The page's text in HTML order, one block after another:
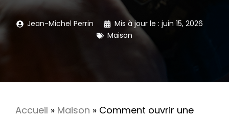
Jean-Michel Perrin Mis à jour le : juin 15, 2026
Maison
Accueil » Maison » Comment ouvrir une